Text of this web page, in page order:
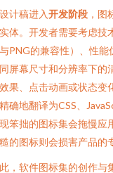
计稿进入开发阶段 ，
体。开发者需要考虑技
PNG的兼容性）、性
屏幕尺寸和分辨率下的
果、点击动画或状态变
确地翻译为CSS、
笨拙的图标集会拖慢应
的图标则会损害产品的
，软件图标集的创作与